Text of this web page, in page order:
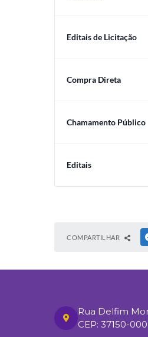
Editais de Licitação
Compra Direta
Chamamento Público
Editais
COMPARTILHAR
Rua Delfim
CEP: 37150-000